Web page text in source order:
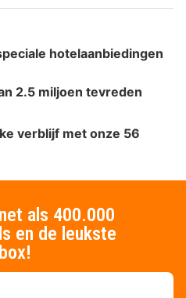
hotelaanbiedingen
2.5 miljoen tevreden
verblijf met onze 56
als 400.000
en de leukste